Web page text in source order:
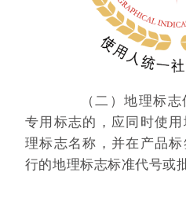
（二）地理标志
专用标志的，应同时使
理标志名称，并在产品
行的地理标志标准代号或